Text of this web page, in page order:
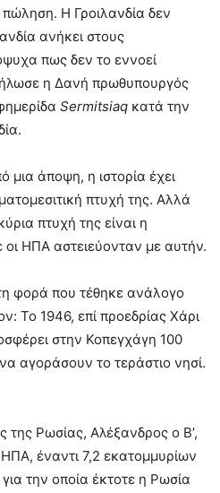
πώληση. Η Γροιλανδία δεν
ανήκει στους
πως δεν το εννοεί
η Δανή πρωθυπουργός
Sermitsiaq κατά την
μια άποψη, η ιστορία έχει
πτυχή της. Αλλά
πτυχή της είναι η
οι ΗΠΑ αστειεύονταν με αυτήν.
φορά που τέθηκε ανάλογο
Το 1946, επί προεδρίας Χάρι
στην Κοπεγχάγη 100
αγοράσουν το τεράστιο νησί.
της Ρωσίας, Αλέξανδρος ο Β’,
έναντι 7,2 εκατομμυρίων
την οποία έκτοτε η Ρωσία